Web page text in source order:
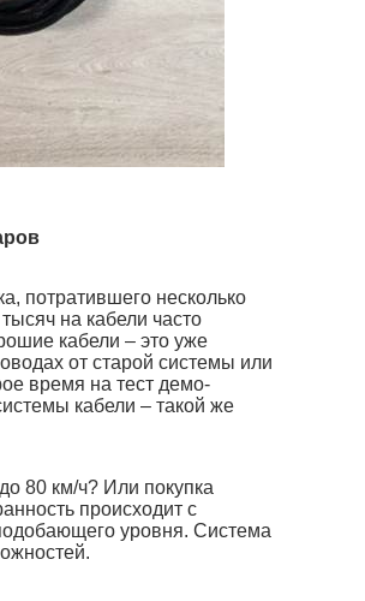
потратившего несколько
на кабели часто
кабели – это уже
от старой системы или
время на тест демо-
кабели – такой же
80 км/ч? Или покупка
происходит с
уровня. Система